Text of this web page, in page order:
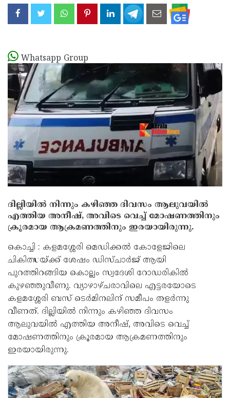
Whatsapp Group
ദില്ലിയില്‍ നിന്നും കഴിഞ്ഞ ദിവസം ആലുവയില്‍
എത്തിയ അനീഷ്, അവിടെ വെച്ച്‌ മോഷണത്തിനും
ക്രൂരമായ ആക്രമണത്തിനും ഇരയായിരുന്നു.
കൊച്ചി : കളമശ്ശേരി മെഡിക്കൽ കോളേജിലെ
ചികിത്സയ്ക്ക് ശേഷം ഡിസ്ചാർജ് ആയി
പുറത്തിറങ്ങിയ കൊല്ലം സ്വദേശി റോഡരികിൽ
കുഴഞ്ഞുവീണു. വ്യാഴാഴ്ചരാവിലെ എട്ടരയോടെ
കളമശ്ശേരി ബസ് ടെർമിനലിന് സമീപം തളർന്നു
വീണത്. ദില്ലിയില്‍ നിന്നും കഴിഞ്ഞ ദിവസം
ആലുവയില്‍ എത്തിയ അനീഷ്, അവിടെ വെച്ച്‌
മോഷണത്തിനും ക്രൂരമായ ആക്രമണത്തിനും
ഇരയായിരുന്നു.